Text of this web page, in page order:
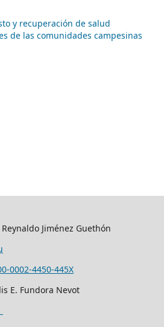
y recuperación de salud
de las comunidades campesinas
Reynaldo Jiménez Guethón
0002-4450-445X
E. Fundora Nevot